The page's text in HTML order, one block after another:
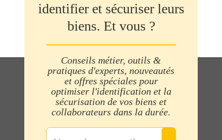
identifier et sécuriser leurs
biens. Et vous ?
Conseils métier, outils &
pratiques d'experts, nouveautés
et offres spéciales pour
optimiser l'identification et la
sécurisation de vos biens et
collaborateurs dans la durée.